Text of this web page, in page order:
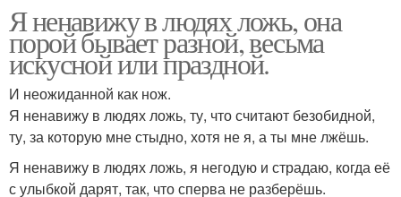
Я ненавижу в людях ложь, она
порой бывает разной, весьма
искусной или праздной.
И неожиданной как нож.
Я ненавижу в людях ложь, ту, что считают безобидной,
ту, за которую мне стыдно, хотя не я, а ты мне лжёшь.
Я ненавижу в людях ложь, я негодую и страдаю, когда её
с улыбкой дарят, так, что сперва не разберёшь.